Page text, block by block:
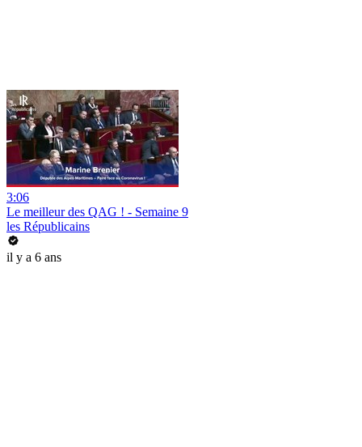
3:06
Le meilleur des QAG ! - Semaine 9
les Républicains
il y a 6 ans